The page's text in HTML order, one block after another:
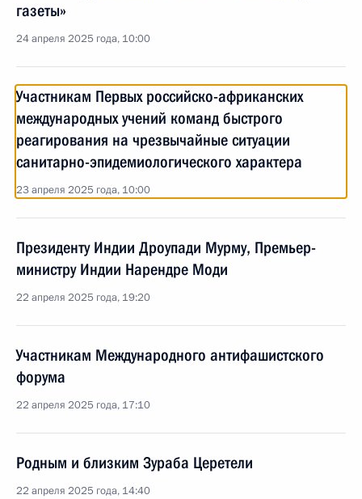
газеты»
24 апреля 2025 года, 10:00
Участникам Первых российско-африканских
международных учений команд быстрого
реагирования на чрезвычайные ситуации
санитарно-эпидемиологического характера
23 апреля 2025 года, 10:00
Президенту Индии Дроупади Мурму, Премьер-
министру Индии Нарендре Моди
22 апреля 2025 года, 19:20
Участникам Международного антифашистского
форума
22 апреля 2025 года, 17:10
Родным и близким Зураба Церетели
22 апреля 2025 года, 14:40